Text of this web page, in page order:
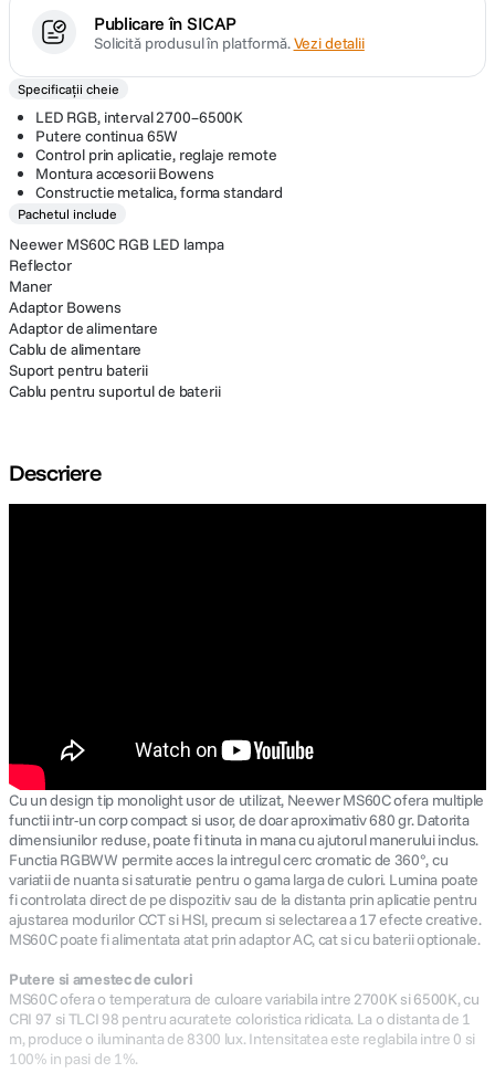
Publicare în SICAP
Solicită produsul în platformă.Vezi detalii
Specificații cheie
LED RGB, interval 2700–6500K
Putere continua 65W
Control prin aplicatie, reglaje remote
Montura accesorii Bowens
Constructie metalica, forma standard
Pachetul include
Neewer MS60C RGB LED lampa
Reflector
Maner
Adaptor Bowens
Adaptor de alimentare
Cablu de alimentare
Suport pentru baterii
Cablu pentru suportul de baterii
Descriere
Cu un design tip monolight usor de utilizat, Neewer MS60C ofera multiple
functii intr-un corp compact si usor, de doar aproximativ 680 gr. Datorita
dimensiunilor reduse, poate fi tinuta in mana cu ajutorul manerului inclus.
Functia RGBWW permite acces la intregul cerc cromatic de 360°, cu
variatii de nuanta si saturatie pentru o gama larga de culori. Lumina poate
fi controlata direct de pe dispozitiv sau de la distanta prin aplicatie pentru
ajustarea modurilor CCT si HSI, precum si selectarea a 17 efecte creative.
MS60C poate fi alimentata atat prin adaptor AC, cat si cu baterii optionale.
Putere si amestec de culori
MS60C ofera o temperatura de culoare variabila intre 2700K si 6500K, cu
CRI 97 si TLCI 98 pentru acuratete coloristica ridicata. La o distanta de 1
m, produce o iluminanta de 8300 lux. Intensitatea este reglabila intre 0 si
100% in pasi de 1%.